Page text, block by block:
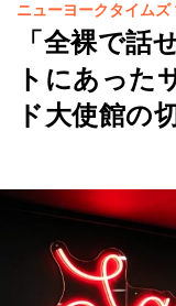
ニューヨークタイムズ
「全裸で話
トにあっ
ド大使館の